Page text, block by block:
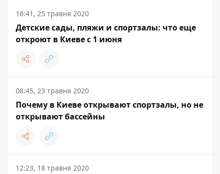
16:41, 25 травня 2020
Детские сады, пляжи и спортзалы: что еще
откроют в Киеве с 1 июня
08:45, 23 травня 2020
Почему в Киеве открывают спортзалы, но не
открывают бассейны
12:23, 18 травня 2020